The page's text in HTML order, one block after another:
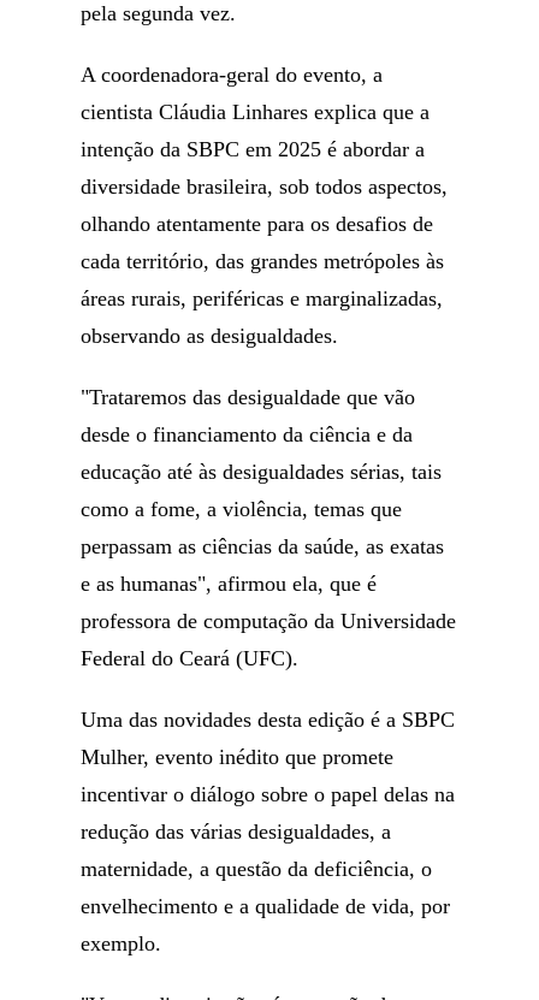
pela segunda vez.
A coordenadora-geral do evento, a
cientista Cláudia Linhares explica que a
intenção da SBPC em 2025 é abordar a
diversidade brasileira, sob todos aspectos,
olhando atentamente para os desafios de
cada território, das grandes metrópoles às
áreas rurais, periféricas e marginalizadas,
observando as desigualdades.
"Trataremos das desigualdade que vão
desde o financiamento da ciência e da
educação até às desigualdades sérias, tais
como a fome, a violência, temas que
perpassam as ciências da saúde, as exatas
e as humanas", afirmou ela, que é
professora de computação da Universidade
Federal do Ceará (UFC).
Uma das novidades desta edição é a SBPC
Mulher, evento inédito que promete
incentivar o diálogo sobre o papel delas na
redução das várias desigualdades, a
maternidade, a questão da deficiência, o
envelhecimento e a qualidade de vida, por
exemplo.